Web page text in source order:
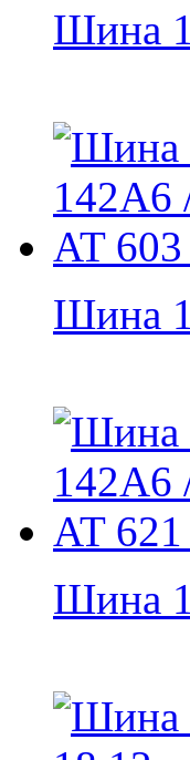
Шина
Шина
Шина